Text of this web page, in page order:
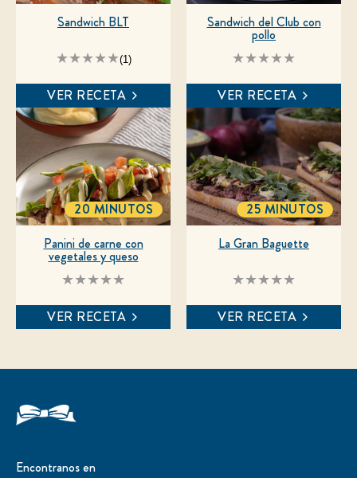
La
calificación
de
este
es
5.0
de
de
1
calificaciones.
(1)
Sandwich BLT
VER RECETA
No
enviado
calificaciones
para
este
recipe
Sandwich del Club con
pollo
VER RECETA
No
enviado
calificaciones
Panini de carne con
vegetales y queso
TOTALTIME
20 MINUTOS
VER RECETA
No
enviado
calificaciones
La Gran Baguette
TOTALTIME
25 MINUTOS
VER RECETA
Encontranos en